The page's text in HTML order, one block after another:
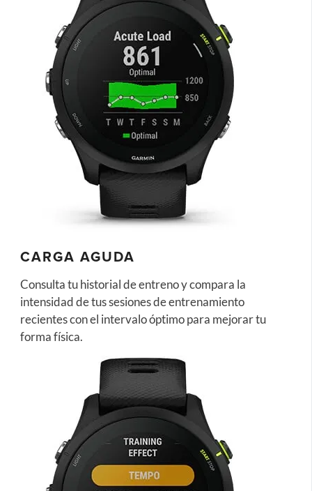
CARGA AGUDA
Consulta tu historial de entreno y compara la
intensidad de tus sesiones de entrenamiento
recientes con el intervalo óptimo para mejorar tu
forma física.